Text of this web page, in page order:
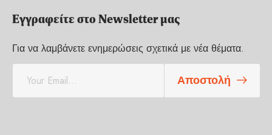
Εγγραφείτε στο Newsletter μας
Για να λαμβάνετε ενημερώσεις σχετικά με νέα θέματα.
a
Αποστολή